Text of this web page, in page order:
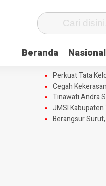
Beranda Nasional
Perkuat Tata
Cegah
Tinawati Andra
JMSI Kabupaten
Berangsur